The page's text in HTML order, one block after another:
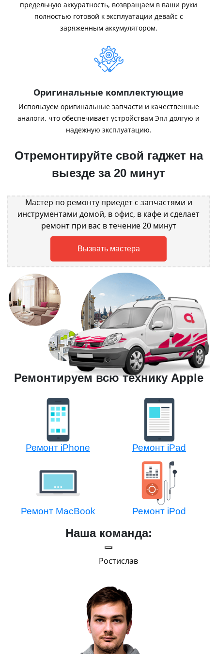
предельную аккуратность, возвращаем в ваши руки
полностью готовой к эксплуатации девайс с
заряженным аккумулятором.
Оригинальные комплектующие
Используем оригинальные запчасти и качественные
аналоги, что обеспечивает устройствам Эпл долгую и
надежную эксплуатацию.
Отремонтируйте свой гаджет на
выезде за 20 минут
Мастер по ремонту приедет с запчастями и
инструментами домой, в офис, в кафе и сделает
ремонт при вас в течение 20 минут
Вызвать мастера
Ремонтируем всю технику Apple
Ремонт iPhone Ремонт iPad
Ремонт MacBook Ремонт iPod
Наша команда:
Ростислав